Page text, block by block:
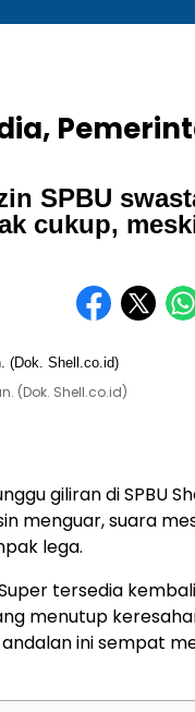
SPBU
cukup,
(Dok. Shell.co.id)
giliran di SPBU
menguar, suara
lega.
tersedia
menutup
ini sempat